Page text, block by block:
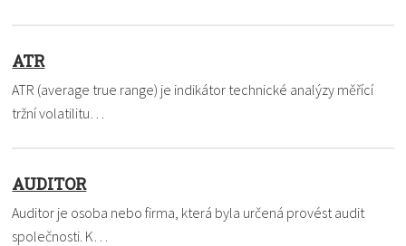
ATR
ATR (average true range) je indikátor technické analýzy měřící
tržní volatilitu…
AUDITOR
Auditor je osoba nebo firma, která byla určená provést audit
společnosti. K…